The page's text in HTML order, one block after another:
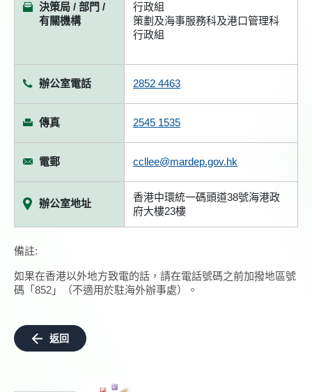
決策局 / 部門 /
有關機構
行政組
策劃及海事服務科及港口管理科
行政組
辦公室電話 2852 4463
傳真 2545 1535
電郵 ccllee@mardep.gov.hk
辦公室地址
香港中環統一碼頭道38號海港政
府大樓23樓
備註:
如果在香港以外地方致電的話，請在電話號碼之前加撥地區號
碼「852」（不適用於駐海外辦事處）。
返回